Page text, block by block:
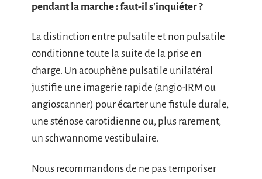
pendant la marche : faut-il s'inquiéter ?
La distinction entre pulsatile et non pulsatile
conditionne toute la suite de la prise en
charge. Un acouphène pulsatile unilatéral
justifie une imagerie rapide (angio-IRM ou
angioscanner) pour écarter une fistule durale,
une sténose carotidienne ou, plus rarement,
un schwannome vestibulaire.
Nous recommandons de ne pas temporiser